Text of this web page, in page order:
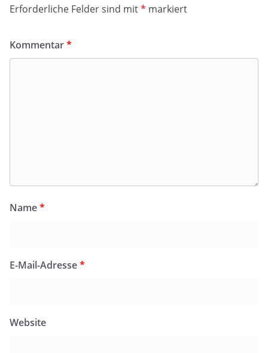
Erforderliche Felder sind mit* markiert
Kommentar*
Name*
E-Mail-Adresse*
Website